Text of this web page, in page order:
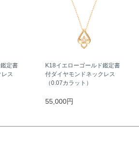
定書
ス
K18イエローゴールド鑑定書
付ダイヤモンドネックレス
（0.07カラット）
55,000円